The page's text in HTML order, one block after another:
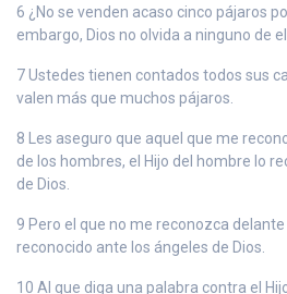
6 ¿No se venden acaso cinco pájaros
embargo, Dios no olvida a ninguno de
7 Ustedes tienen contados todos sus
valen más que muchos pájaros.
8 Les aseguro que aquel que me
de los hombres, el Hijo del hombre lo
de Dios.
9 Pero el que no me reconozca
reconocido ante los ángeles de Dios.
10 Al que diga una palabra contra el